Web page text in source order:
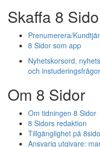
Skaffa 8
Prenumerera/
8 Sidor som app
Nyhetskorsord,
och
Om 8 Sidor
Om tidningen 8 Sidor
8 Sidors redaktion
Tillgänglighet på
Ansvarig utgivare: